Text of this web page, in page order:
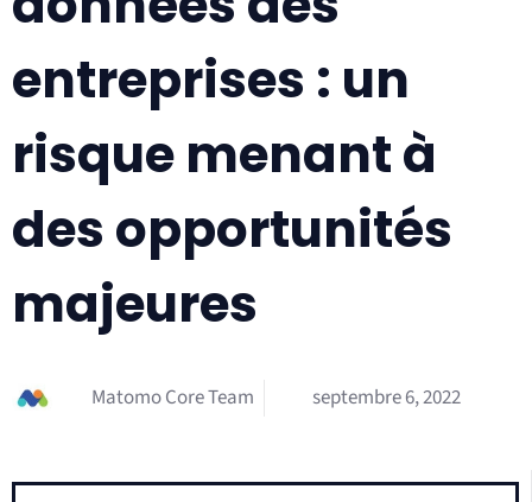
entreprises : un
risque menant à
des opportunités
majeures
Matomo Core Team septembre 6, 2022